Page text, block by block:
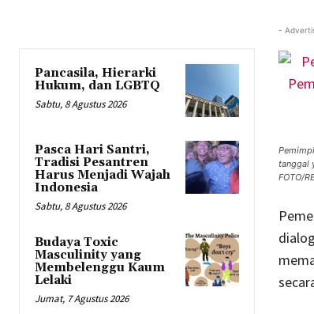
Pancasila, Hierarki
Hukum, dan LGBTQ
Sabtu, 8 Agustus 2026
Pasca Hari Santri,
Tradisi Pesantren
Harus Menjadi Wajah
Indonesia
Sabtu, 8 Agustus 2026
Budaya Toxic
Masculinity yang
Membelenggu Kaum
Lelaki
Jumat, 7 Agustus 2026
-
tanggal
FOTO/